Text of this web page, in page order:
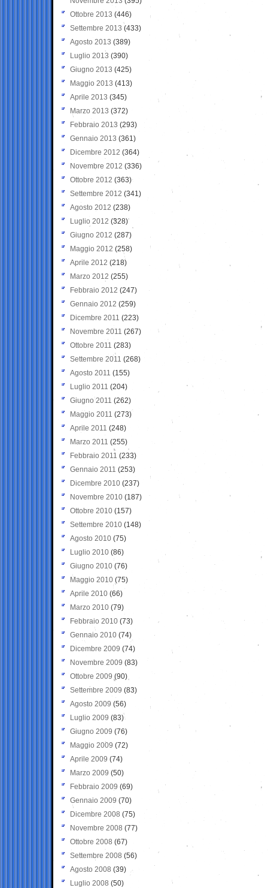
Ottobre 2013 (446)
Settembre 2013 (433)
Agosto 2013 (389)
Luglio 2013 (390)
Giugno 2013 (425)
Maggio 2013 (413)
Aprile 2013 (345)
Marzo 2013 (372)
Febbraio 2013 (293)
Gennaio 2013 (361)
Dicembre 2012 (364)
Novembre 2012 (336)
Ottobre 2012 (363)
Settembre 2012 (341)
Agosto 2012 (238)
Luglio 2012 (328)
Giugno 2012 (287)
Maggio 2012 (258)
Aprile 2012 (218)
Marzo 2012 (255)
Febbraio 2012 (247)
Gennaio 2012 (259)
Dicembre 2011 (223)
Novembre 2011 (267)
Ottobre 2011 (283)
Settembre 2011 (268)
Agosto 2011 (155)
Luglio 2011 (204)
Giugno 2011 (262)
Maggio 2011 (273)
Aprile 2011 (248)
Marzo 2011 (255)
Febbraio 2011 (233)
Gennaio 2011 (253)
Dicembre 2010 (237)
Novembre 2010 (187)
Ottobre 2010 (157)
Settembre 2010 (148)
Agosto 2010 (75)
Luglio 2010 (86)
Giugno 2010 (76)
Maggio 2010 (75)
Aprile 2010 (66)
Marzo 2010 (79)
Febbraio 2010 (73)
Gennaio 2010 (74)
Dicembre 2009 (74)
Novembre 2009 (83)
Ottobre 2009 (90)
Settembre 2009 (83)
Agosto 2009 (56)
Luglio 2009 (83)
Giugno 2009 (76)
Maggio 2009 (72)
Aprile 2009 (74)
Marzo 2009 (50)
Febbraio 2009 (69)
Gennaio 2009 (70)
Dicembre 2008 (75)
Novembre 2008 (77)
Ottobre 2008 (67)
Settembre 2008 (56)
Agosto 2008 (39)
Luglio 2008 (50)